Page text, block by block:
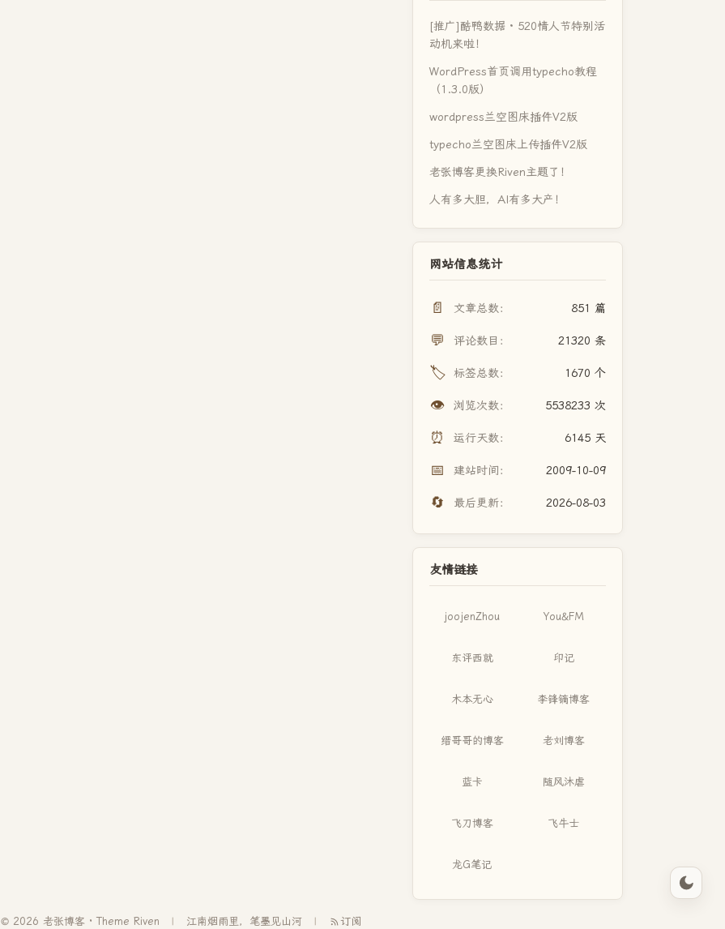
[推广]酷鸭数据 · 520情人节特别活
动机来啦！
WordPress首页调用typecho教程
（1.3.0版）
wordpress兰空图床插件V2版
typecho兰空图床上传插件V2版
老张博客更换Riven主题了！
人有多大胆，AI有多大产！
网站信息统计
📄 文章总数： 851 篇
💬 评论数目： 21320 条
🏷️ 标签总数： 1670 个
👁️ 浏览次数： 5538233 次
⏰ 运行天数： 6145 天
📅 建站时间： 2009-10-09
🔄 最后更新： 2026-08-03
友情链接
joojenZhou You&FM
东评西就 印记
木本无心 李锋镝博客
缙哥哥的博客 老刘博客
蓝卡 随风沐虐
飞刀博客 飞牛士
龙G笔记
© 2026 老张博客 · Theme Riven 江南烟雨里，笔墨见山河 订阅